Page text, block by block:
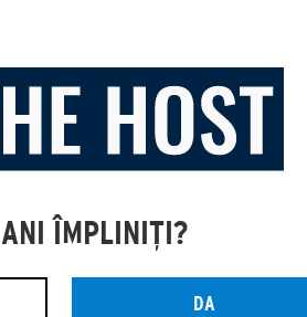
ÎMPLINIȚI?
DA